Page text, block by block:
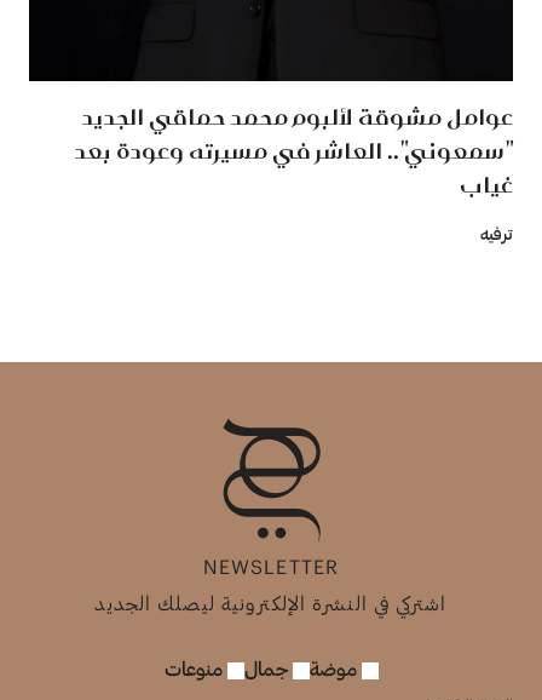
عوامل مشوقة لألبوم محمد حماقي الجديد
"سمعوني".. العاشر في مسيرته وعودة بعد
غياب
ترفيه
NEWSLETTER
اشتركي في النشرة الإلكترونية ليصلك الجديد
موضة جمال منوعات